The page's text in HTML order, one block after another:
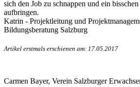
sich den Job zu schnappen und ein
aufbringen.
Katrin - Projektleitung und
Bildungsberatung Salzburg
Artikel erstmals erschienen am: 17.05.2017
Carmen Bayer, Verein Salzburger